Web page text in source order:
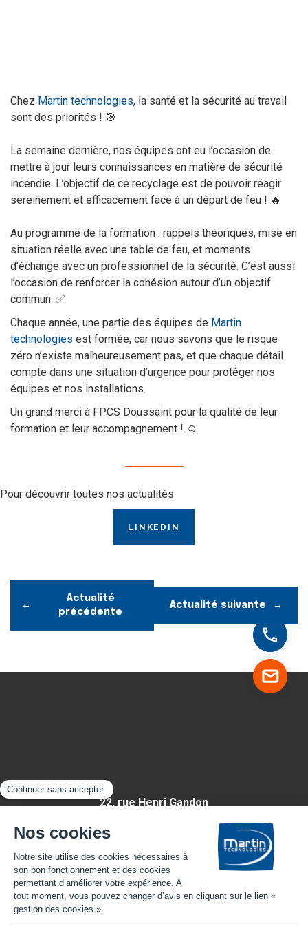
Chez Martin technologies, la santé et la sécurité au travail
sont des priorités ! 🎯
La semaine dernière, nos équipes ont eu l’occasion de
mettre à jour leurs connaissances en matière de sécurité
incendie. L’objectif de ce recyclage est de pouvoir réagir
sereinement et efficacement face à un départ de feu ! 🔥
Au programme de la formation : rappels théoriques, mise en
situation réelle avec une table de feu, et moments
d’échange avec un professionnel de la sécurité. C’est aussi
l’occasion de renforcer la cohésion autour d’un objectif
commun. ✅
Chaque année, une partie des équipes de Martin
technologies est formée, car nous savons que le risque
zéro n’existe malheureusement pas, et que chaque détail
compte dans une situation d’urgence pour protéger nos
équipes et nos installations.
Un grand merci à FPCS Doussaint pour la qualité de leur
formation et leur accompagnement ! ☺️
Pour découvrir toutes nos actualités
LINKEDIN
Actualité
précédente
Actualité suivante
22, rue Henri Gandon
Appelez-nous